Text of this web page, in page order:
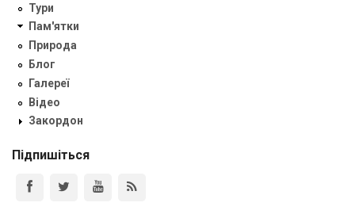
Тури
Пам'ятки
Природа
Блог
Галереї
Відео
Закордон
Підпишіться